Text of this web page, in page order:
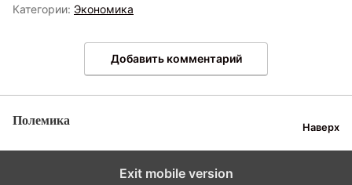
Категории: Экономика
Добавить комментарий
Полемика Наверх
Exit mobile version